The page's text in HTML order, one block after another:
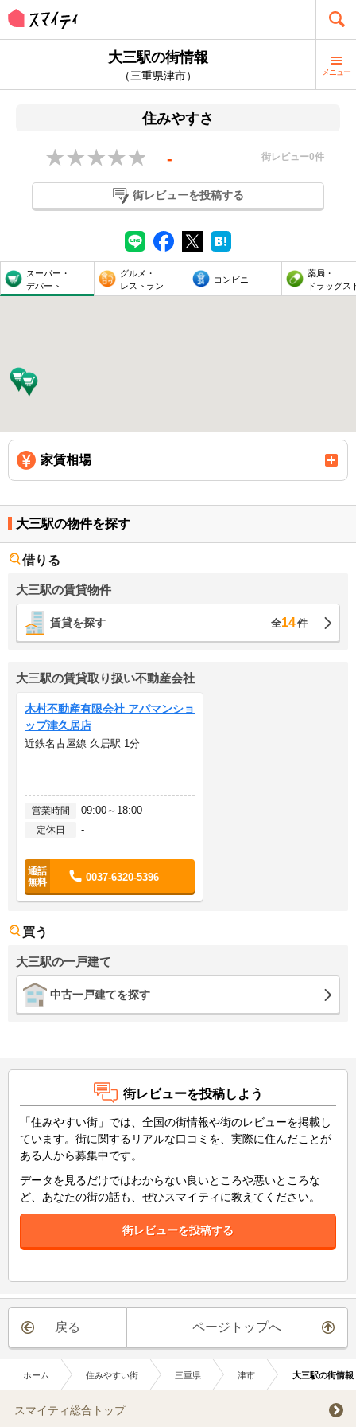
大三駅の街情報
（三重県津市） メニュー
住みやすさ
- 街レビュー0件
街レビューを投稿する
スーパー・
デパート
グルメ・
レストラン
コンビニ
薬局・
ドラッグス
家賃相場
大三駅の物件を探す
借りる
大三駅の賃貸物件
賃貸を探す 全14件
大三駅の賃貸取り扱い不動産会社
木村不動産有限会社 アパマンショ
ップ津久居店
近鉄名古屋線 久居駅 1分
営業時間 09:00～18:00
定休日 -
0037-6320-5396
買う
大三駅の一戸建て
中古一戸建てを探す
街レビューを投稿しよう
「住みやすい街」では、全国の街情報や街のレビューを掲載し
ています。街に関するリアルな口コミを、実際に住んだことが
ある人から募集中です。
データを見るだけではわからない良いところや悪いところな
ど、あなたの街の話も、ぜひスマイティに教えてください。
街レビューを投稿する
戻る ページトップへ
ホーム 住みやすい街 三重県 津市 大三駅の街情報
スマイティ総合トップ